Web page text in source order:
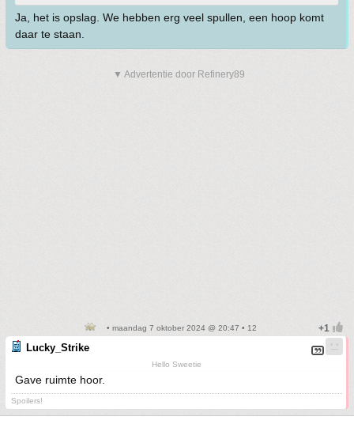
Ja, het is opslag. We hebben erg veel spullen, een hoop komt
daar te staan.
▼ Advertentie door Refinery89
• maandag 7 oktober 2024 @ 20:47 • 12
Lucky_Strike
Hello Sweetie
Gave ruimte hoor.
Spoilers!